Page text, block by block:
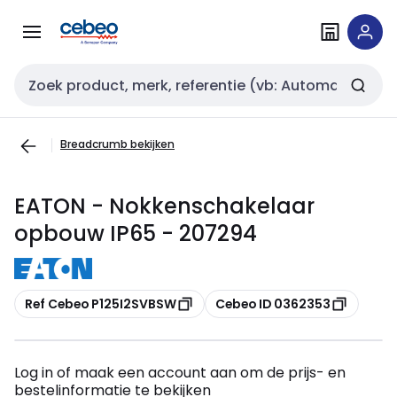
naar
naar
Zoekveld invoer
Breadcrumb bekijken
EATON - Nokkenschakelaar
opbouw IP65 - 207294
Kopiëren
Ref Cebeo P125I2SVBSW Kopiëren
Cebeo ID 0362353
Log in of maak een account aan om de prijs- en
bestelinformatie te bekijken